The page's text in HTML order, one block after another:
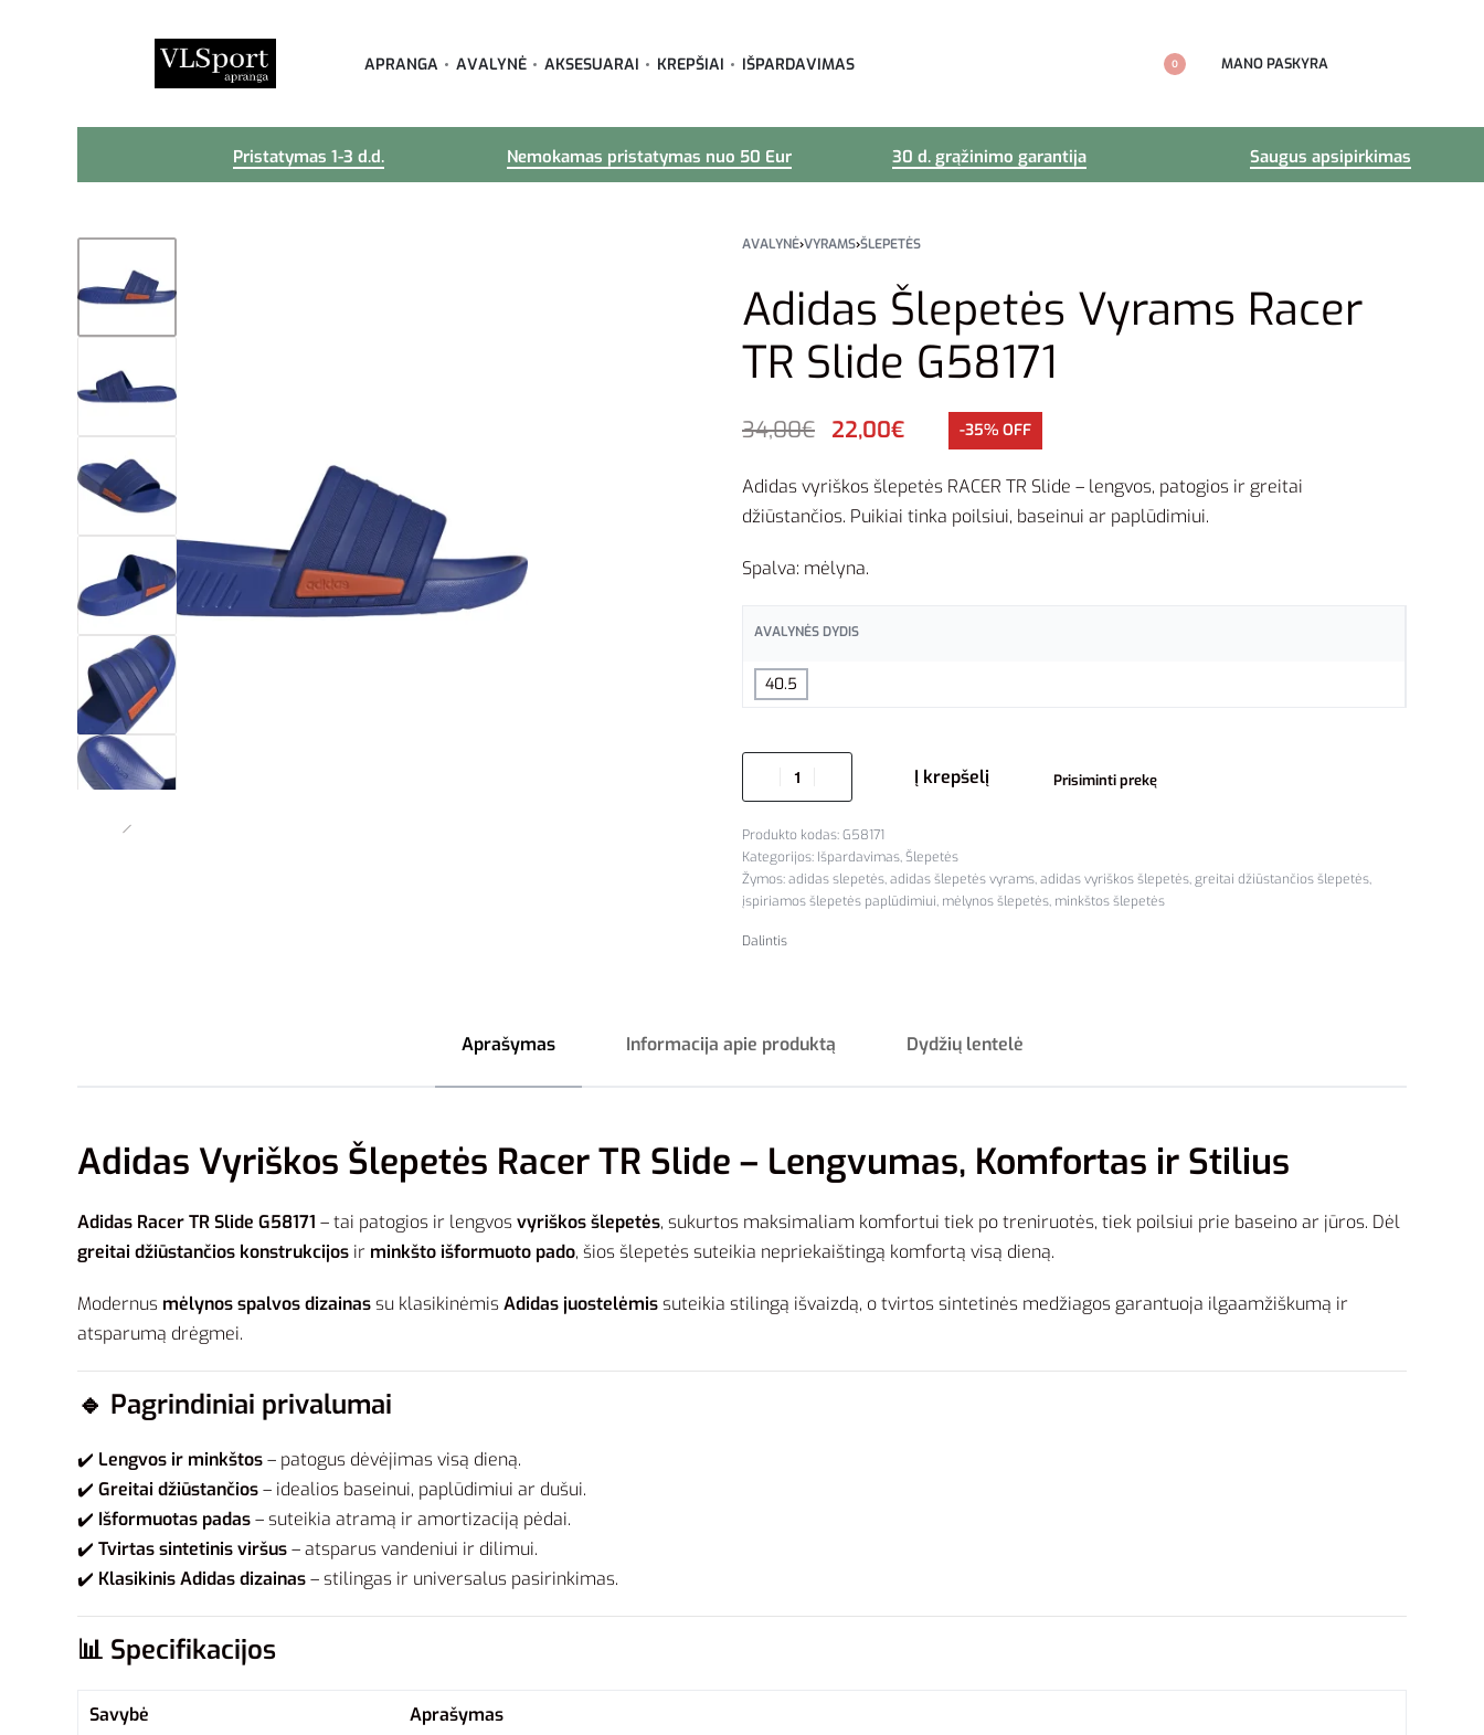
APRANGA AVALYNĖ AKSESUARAI KREPŠIAI IŠPARDAVIMAS 0 MANO PASKYRA
Pristatymas 1-3 d.d. Nemokamas pristatymas nuo 50 Eur 30 d. grąžinimo garantija Saugus apsipirkimas
AVALYNĖ›VYRAMS›ŠLEPETĖS
Adidas Šlepetės Vyrams Racer
TR Slide G58171
34,00€ 22,00€ -35% OFF
Adidas vyriškos šlepetės RACER TR Slide – lengvos, patogios ir greitai
džiūstančios. Puikiai tinka poilsiui, baseinui ar paplūdimiui.
Spalva: mėlyna.
AVALYNĖS DYDIS
40.5
Į krepšelį Prisiminti prekę
G58171
Kategorijos: Išpardavimas,Šlepetės
Žymos:adidas slepetės,adidas šlepetės vyrams,adidas vyriškos šlepetės,greitai džiūstančios šlepetės,
įspiriamos šlepetės paplūdimiui, mėlynos šlepetės, minkštos šlepetės
Dalintis
Aprašymas Informacija apie produktą Dydžių lentelė
Adidas Vyriškos Šlepetės Racer TR Slide – Lengvumas, Komfortas ir Stilius
Adidas Racer TR Slide G58171 – tai patogios ir lengvosvyriškos šlepetės, sukurtos maksimaliam komfortui tiek po treniruotės, tiek poilsiui prie baseino ar jūros. Dėl
greitai džiūstančios konstrukcijos ir minkšto išformuoto pado, šios šlepetės suteikia nepriekaištingą komfortą visą dieną.
Modernus mėlynos spalvos dizainassu klasikinėmisAdidas juostelėmissuteikia stilingą išvaizdą, o tvirtos sintetinės medžiagos garantuoja ilgaamžiškumą ir
atsparumą drėgmei.
🔹 Pagrindiniai privalumai
✔️ Lengvos ir minkštos– patogus dėvėjimas visą dieną.
✔️ Greitai džiūstančios– idealios baseinui, paplūdimiui ar dušui.
✔️ Išformuotas padas– suteikia atramą ir amortizaciją pėdai.
✔️ Tvirtas sintetinis viršus– atsparus vandeniui ir dilimui.
✔️ Klasikinis Adidas dizainas– stilingas ir universalus pasirinkimas.
📊 Specifikacijos
Savybė Aprašymas